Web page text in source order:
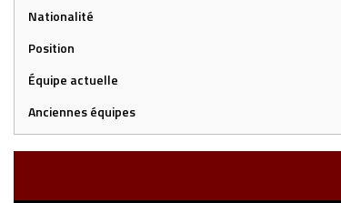
Nationalité
Position
Équipe actuelle
Anciennes équipes